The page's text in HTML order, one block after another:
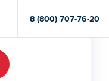
8 (800) 707-76-20